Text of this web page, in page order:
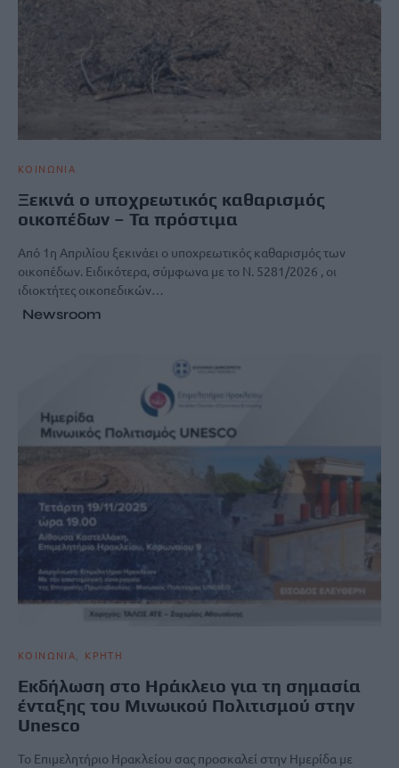
ΚΟΙΝΩΝΙΑ
Ξεκινά ο υποχρεωτικός καθαρισμός
οικοπέδων – Τα πρόστιμα
Από 1η Απριλίου ξεκινάει ο υποχρεωτικός καθαρισμός των
οικοπέδων. Ειδικότερα, σύμφωνα με το Ν. 5281/2026 , οι
ιδιοκτήτες οικοπεδικών…
Newsroom
ΚΟΙΝΩΝΙΑ ΚΡΗΤΗ
Εκδήλωση στο Ηράκλειο για τη σημασία
ένταξης του Μινωικού Πολιτισμού στην
Unesco
Το Επιμελητήριο Ηρακλείου σας προσκαλεί στην Ημερίδα με